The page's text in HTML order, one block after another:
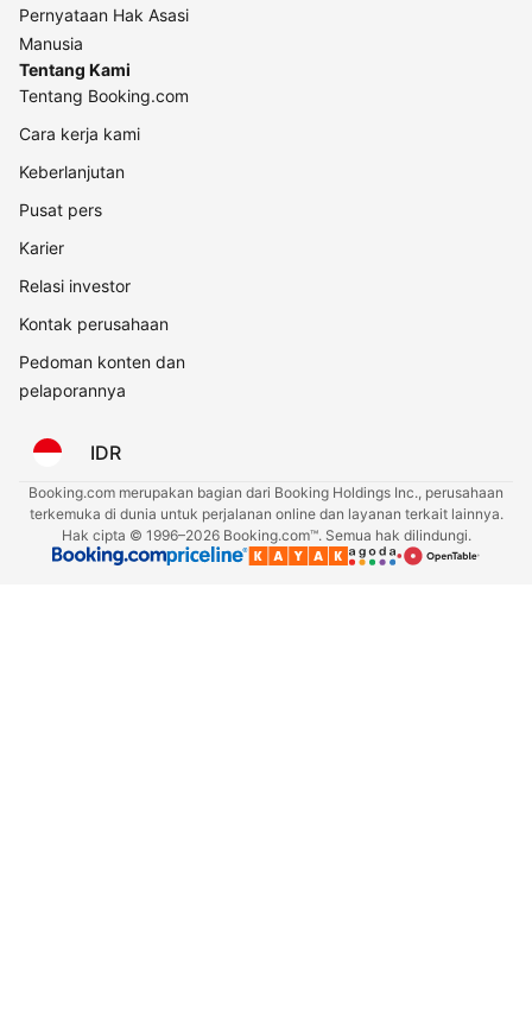
Pernyataan Hak Asasi
Manusia
Tentang Kami
Tentang Booking.com
Cara kerja kami
Keberlanjutan
Pusat pers
Karier
Relasi investor
Kontak perusahaan
Pedoman konten dan
pelaporannya
IDR
Booking.com merupakan bagian dari Booking Holdings Inc., perusahaan
terkemuka di dunia untuk perjalanan online dan layanan terkait lainnya.
Hak cipta © 1996–2026 Booking.com™. Semua hak dilindungi.